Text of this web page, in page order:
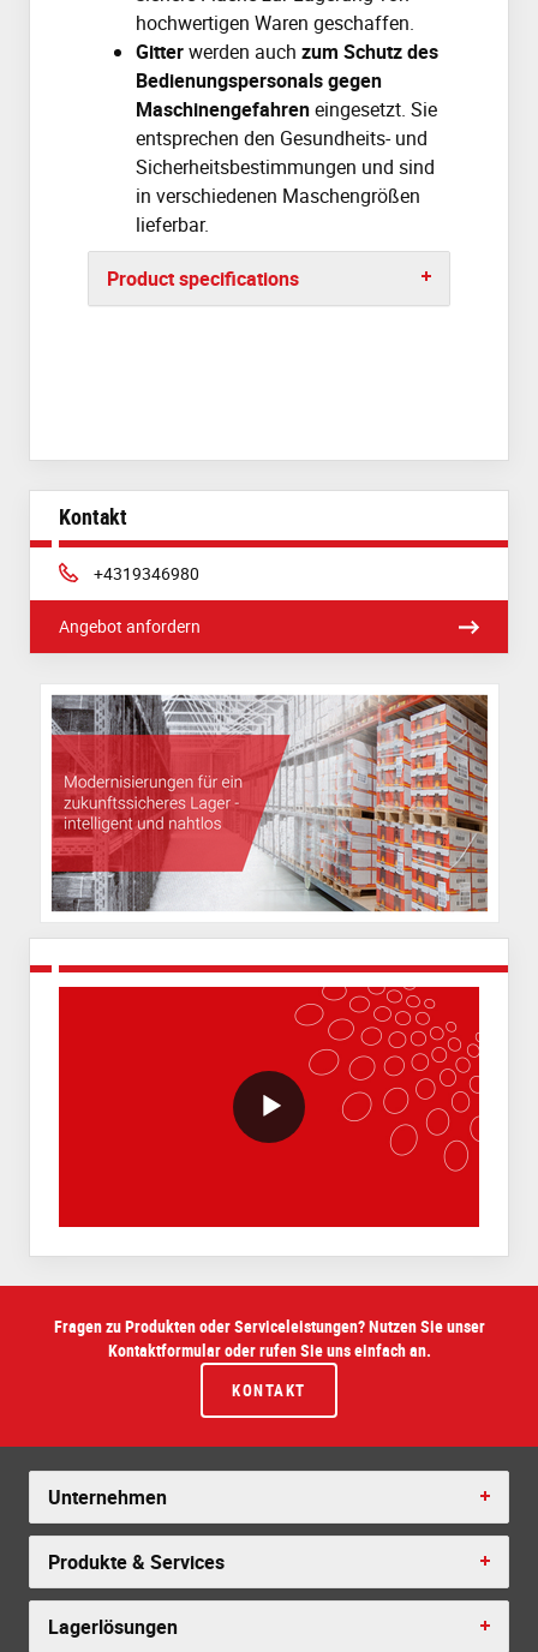
hochwertigen Waren geschaffen.
Gitterwerden auch zum Schutz des
Bedienungspersonals gegen
Maschinengefahreneingesetzt. Sie
entsprechen den Gesundheits- und
Sicherheitsbestimmungen und sind
in verschiedenen Maschengrößen
lieferbar.
Product specifications
Kontakt
Phone:
+4319346980
Angebot anfordern
VideoWithLightboxBlock
Fragen zu Produkten oder Serviceleistungen? Nutzen Sie unser
Kontaktformular oder rufen Sie uns einfach an.
KONTAKT
Unternehmen
Produkte & Services
Lagerlösungen